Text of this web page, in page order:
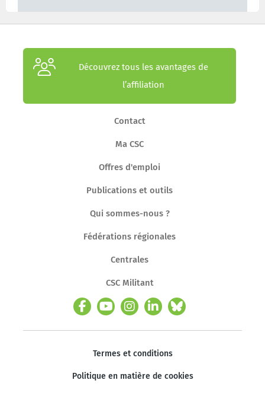
Découvrez tous les avantages de
l’affiliation
Contact
Ma CSC
Offres d'emploi
Publications et outils
Qui sommes-nous ?
Fédérations régionales
Centrales
CSC Militant
Termes et conditions
Politique en matière de cookies